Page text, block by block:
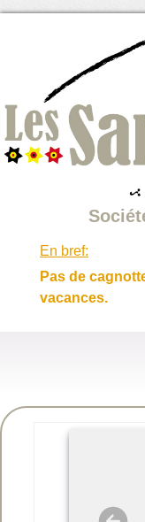
En bref:
Pas de
vacances.